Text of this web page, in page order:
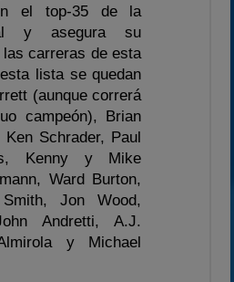
el top-35 de la
y asegura su
carreras de esta
lista se quedan
(aunque correrá
campeón), Brian
Schrader, Paul
Kenny y Mike
Ward Burton,
Jon Wood,
Andretti, A.J.
y Michael